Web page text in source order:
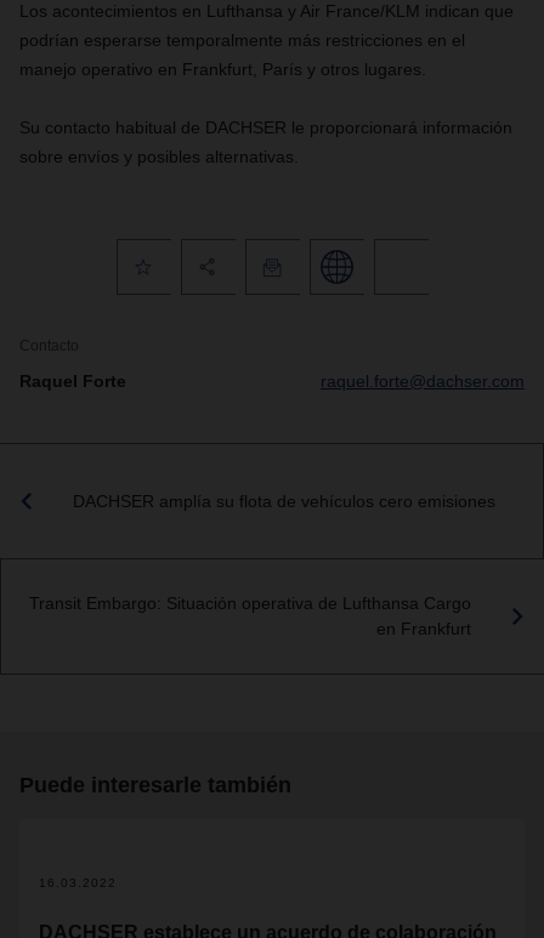
Los acontecimientos en Lufthansa y Air France/KLM indican que
podrían esperarse temporalmente más restricciones en el
manejo operativo en Frankfurt, París y otros lugares.
Su contacto habitual de DACHSER le proporcionará información
sobre envíos y posibles alternativas.
Contacto
Raquel Forte raquel.forte@dachser.com
DACHSER amplía su flota de vehículos cero emisiones
Transit Embargo: Situación operativa de Lufthansa Cargo
en Frankfurt
Puede interesarle también
16.03.2022
DACHSER establece un acuerdo de colaboración